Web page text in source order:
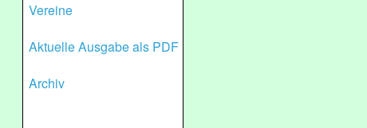
Vereine
Aktuelle Ausgabe als PDF
Archiv